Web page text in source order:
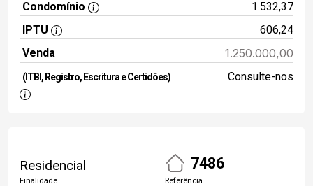
Condomínio
1.532,37
IPTU
606,24
Venda
1.250.000,00
(ITBI, Registro, Escritura e Certidões) Consulte-nos
Residencial
Finalidade
7486
Referência